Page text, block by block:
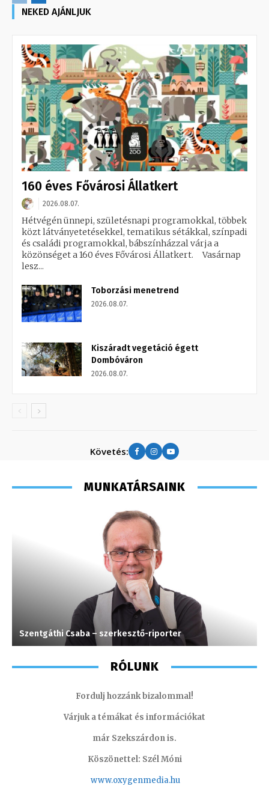
NEKED AJÁNLJUK
160 éves Fővárosi Állatkert
2026.08.07.
Hétvégén ünnepi, születésnapi programokkal, többek
közt látványetetésekkel, tematikus sétákkal, színpadi
és családi programokkal, bábszínházzal várja a
közönséget a 160 éves Fővárosi Állatkert. Vasárnap
lesz...
Toborzási menetrend
2026.08.07.
Kiszáradt vegetáció égett
Dombóváron
2026.08.07.
Követés:
MUNKATÁRSAINK
Szentgáthi Csaba – szerkesztő-riporter
RÓLUNK
Fordulj hozzánk bizalommal!
Várjuk a témákat és információkat
már Szekszárdon is.
Köszönettel: Szél Móni
www.oxygenmedia.hu